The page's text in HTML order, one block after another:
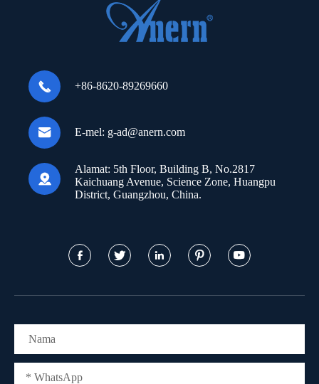
 +86-8620-89269660
 E-mel: g-ad@anern.com

Alamat: 5th Floor, Building B, No.2817
Kaichuang Avenue, Science Zone, Huangpu
District, Guangzhou, China.
    